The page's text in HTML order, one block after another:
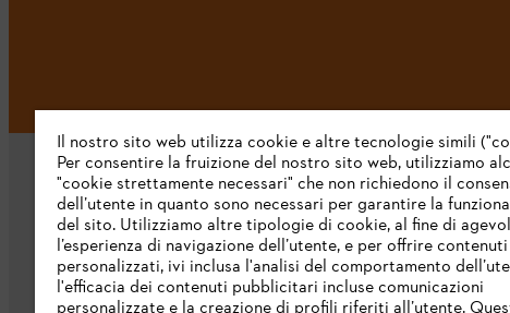
L’azienda
Il nostro sito web utilizza cookie e altre tecnologie simili
Per consentire la fruizione del nostro sito web, utilizziamo
"cookie strettamente necessari" che non richiedono il
dell’utente in quanto sono necessari per garantire la
del sito. Utilizziamo altre tipologie di cookie, al fine di
l’esperienza di navigazione dell’utente, e per offrire contenuti
personalizzati, ivi inclusa l'analisi del comportamento
l'efficacia dei contenuti pubblicitari incluse comunicazioni